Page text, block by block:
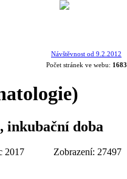
Návštěvnost od 9.2.2012
Počet stránek ve webu: 1683
inkubační doba
2017
Zobrazení: 27497